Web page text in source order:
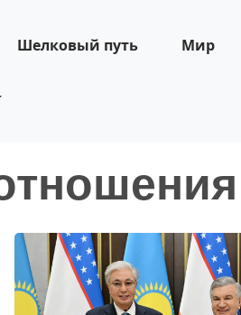
Шелковый путь Мир